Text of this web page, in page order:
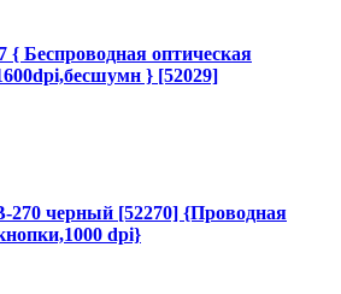
{ Беспроводная оптическая
} [52029]
270 черный [52270] {Проводная
dpi}